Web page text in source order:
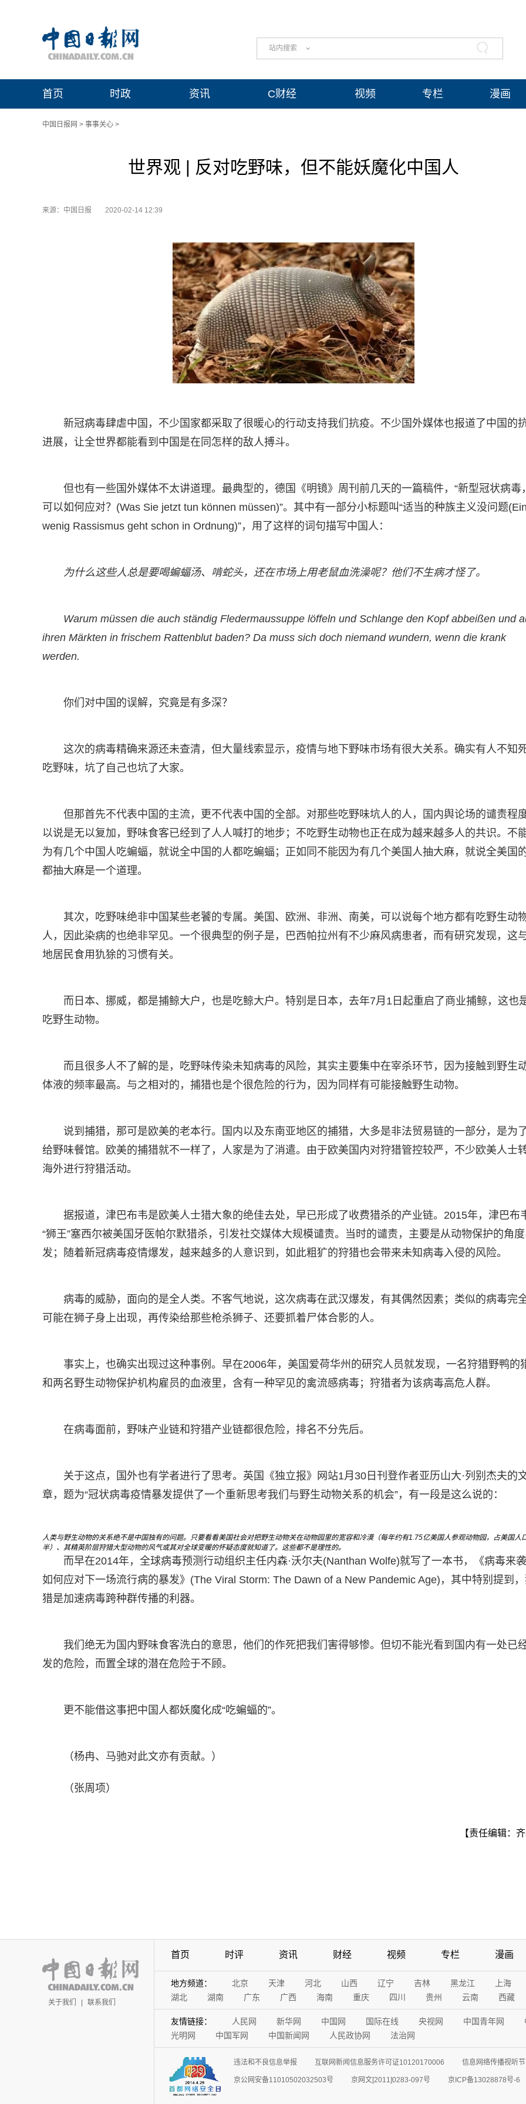
站内搜索
首页 时政 资讯 C财经 视频 专栏 漫画
中国日报网 > 事事关心 >
世界观 | 反对吃野味，但不能妖魔化中国人
来源：中国日报 2020-02-14 12:39
新冠病毒肆虐中国，不少国家都采取了很暖心的行动支持我们抗疫。不少国外媒体也报道了中国的
进展，让全世界都能看到中国是在同怎样的敌人搏斗。
但也有一些国外媒体不太讲道理。最典型的，德国《明镜》周刊前几天的一篇稿件，“新型冠状病毒
可以如何应对？(Was Sie jetzt tun können müssen)”。其中有一部分小标题叫“适当的种族主义没问题(Ein
wenig Rassismus geht schon in Ordnung)”，用了这样的词句描写中国人：
为什么这些人总是要喝蝙蝠汤、啃蛇头，还在市场上用老鼠血洗澡呢？他们不生病才怪了。
Warum müssen die auch ständig Fledermaussuppe löffeln und Schlange den Kopf abbeißen und
ihren Märkten in frischem Rattenblut baden? Da muss sich doch niemand wundern, wenn die krank
werden.
你们对中国的误解，究竟是有多深？
这次的病毒精确来源还未查清，但大量线索显示，疫情与地下野味市场有很大关系。确实有人不知
吃野味，坑了自己也坑了大家。
但那首先不代表中国的主流，更不代表中国的全部。对那些吃野味坑人的人，国内舆论场的谴责程
以说是无以复加，野味食客已经到了人人喊打的地步；不吃野生动物也正在成为越来越多人的共识。不
为有几个中国人吃蝙蝠，就说全中国的人都吃蝙蝠；正如同不能因为有几个美国人抽大麻，就说全美国
都抽大麻是一个道理。
其次，吃野味绝非中国某些老饕的专属。美国、欧洲、非洲、南美，可以说每个地方都有吃野生动
人，因此染病的也绝非罕见。一个很典型的例子是，巴西帕拉州有不少麻风病患者，而有研究发现，这
地居民食用犰狳的习惯有关。
而日本、挪威，都是捕鲸大户，也是吃鲸大户。特别是日本，去年7月1日起重启了商业捕鲸，这也
吃野生动物。
而且很多人不了解的是，吃野味传染未知病毒的风险，其实主要集中在宰杀环节，因为接触到野生
体液的频率最高。与之相对的，捕猎也是个很危险的行为，因为同样有可能接触野生动物。
说到捕猎，那可是欧美的老本行。国内以及东南亚地区的捕猎，大多是非法贸易链的一部分，是为
给野味餐馆。欧美的捕猎就不一样了，人家是为了消遣。由于欧美国内对狩猎管控较严，不少欧美人士
海外进行狩猎活动。
据报道，津巴布韦是欧美人士猎大象的绝佳去处，早已形成了收费猎杀的产业链。2015年，津巴布
“狮王”塞西尔被美国牙医帕尔默猎杀，引发社交媒体大规模谴责。当时的谴责，主要是从动物保护的角度
发；随着新冠病毒疫情爆发，越来越多的人意识到，如此粗犷的狩猎也会带来未知病毒入侵的风险。
病毒的威胁，面向的是全人类。不客气地说，这次病毒在武汉爆发，有其偶然因素；类似的病毒完
可能在狮子身上出现，再传染给那些枪杀狮子、还要抓着尸体合影的人。
事实上，也确实出现过这种事例。早在2006年，美国爱荷华州的研究人员就发现，一名狩猎野鸭的
和两名野生动物保护机构雇员的血液里，含有一种罕见的禽流感病毒；狩猎者为该病毒高危人群。
在病毒面前，野味产业链和狩猎产业链都很危险，排名不分先后。
关于这点，国外也有学者进行了思考。英国《独立报》网站1月30日刊登作者亚历山大·列别杰夫的
章，题为“冠状病毒疫情暴发提供了一个重新思考我们与野生动物关系的机会”，有一段是这么说的：
人类与野生动物的关系绝不是中国独有的问题。只要看看美国社会对把野生动物关在动物园里的宽容和冷漠（每年约有1.75亿美国人参观动物园，占美国人
半）、其精英阶层狩猎大型动物的风气或其对全球变暖的怀疑态度就知道了。这些都不是理性的。
而早在2014年，全球病毒预测行动组织主任内森·沃尔夫(Nanthan Wolfe)就写了一本书，《病毒来袭
如何应对下一场流行病的暴发》(The Viral Storm: The Dawn of a New Pandemic Age)，其中特别提到
猎是加速病毒跨种群传播的利器。
我们绝无为国内野味食客洗白的意思，他们的作死把我们害得够惨。但切不能光看到国内有一处已
发的危险，而置全球的潜在危险于不顾。
更不能借这事把中国人都妖魔化成“吃蝙蝠的”。
（杨冉、马驰对此文亦有贡献。）
（张周项）
【责任编辑：齐
关于我们 | 联系我们
首页 时评 资讯 财经 视频 专栏 漫画
地方频道： 北京 天津 河北 山西 辽宁 吉林 黑龙江 上海
湖北
湖南 广东 广西 海南 重庆 四川 贵州 云南 西藏
友情链接： 人民网 新华网 中国网 国际在线 央视网 中国青年网
光明网
中国军网 中国新闻网 人民政协网 法治网
违法和不良信息举报 互联网新闻信息服务许可证10120170006 信息网络传播视听
京公网安备11010502032503号 京网文[2011]0283-097号 京ICP备13028878号-6